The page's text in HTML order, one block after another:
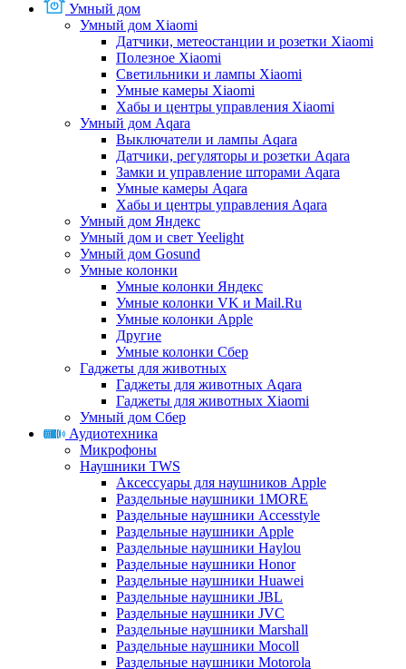
Умный дом
Умный дом Xiaomi
Датчики, метеостанции и розетки Xiaomi
Полезное Xiaomi
Светильники и лампы Xiaomi
Умные камеры Xiaomi
Хабы и центры управления Xiaomi
Умный дом Aqara
Выключатели и лампы Aqara
Датчики, регуляторы и розетки Aqara
Замки и управление шторами Aqara
Умные камеры Aqara
Хабы и центры управления Aqara
Умный дом Яндекс
Умный дом и свет Yeelight
Умный дом Gosund
Умные колонки
Умные колонки Яндекс
Умные колонки VK и Mail.Ru
Умные колонки Apple
Другие
Умные колонки Сбер
Гаджеты для животных
Гаджеты для животных Aqara
Гаджеты для животных Xiaomi
Умный дом Сбер
Аудиотехника
Микрофоны
Наушники TWS
Аксессуары для наушников Apple
Раздельные наушники 1MORE
Раздельные наушники Accesstyle
Раздельные наушники Apple
Раздельные наушники Haylou
Раздельные наушники Honor
Раздельные наушники Huawei
Раздельные наушники JBL
Раздельные наушники JVC
Раздельные наушники Marshall
Раздельные наушники Mocoll
Раздельные наушники Motorola